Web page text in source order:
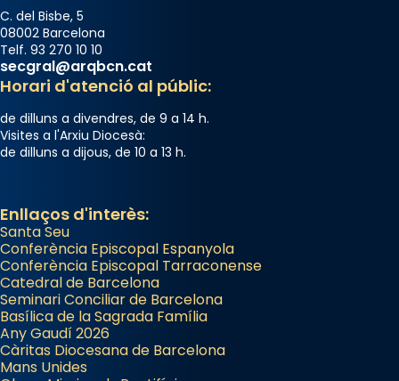
View on Facebook
C. del Bisbe, 5
08002 Barcelona
Telf. 93 270 10 10
secgral@arqbcn.cat
Horari d'atenció al públic:
de dilluns a divendres, de 9 a 14 h.
Visites a l'Arxiu Diocesà:
de dilluns a dijous, de 10 a 13 h.
Enllaços d'interès:
Santa Seu
Conferència Episcopal Espanyola
Conferència Episcopal Tarraconense
Catedral de Barcelona
Seminari Conciliar de Barcelona
Basílica de la Sagrada Família
Any Gaudí 2026
Càritas Diocesana de Barcelona
Mans Unides